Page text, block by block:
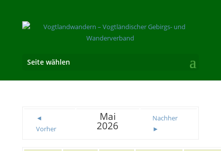
Seite wählen
◄
Vorher
Mai
2026
Nachher
►